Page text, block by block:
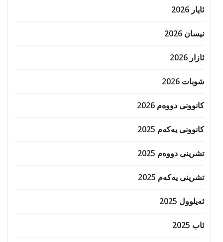
ئایار 2026
نیسان 2026
ئازار 2026
شوبات 2026
کانوونی دووەم 2026
کانوونی یەکەم 2025
تشرینی دووەم 2025
تشرینی یەکەم 2025
ئەیلوول 2025
ئاب 2025